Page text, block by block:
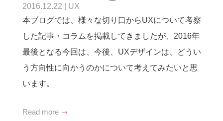
2016.12.22
UX
本ブログでは、様々な切り口からUXについて考察
した記事・コラムを掲載してきましたが、2016年
最後となる今回は、今後、UXデザインは、どうい
う方向性に向かうのかについて考えてみたいと思
います。
Read more